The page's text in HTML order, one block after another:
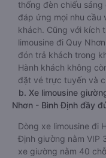
thống đèn chiếu
đáp ứng mọi nhu cầu
khách. Cũng với kích
limousine đi Quy
đón trả khách trong
Hành khách không
đặt vé trực tuyến và
b. Xe limousine
Nhơn - Bình Định đầy
Dòng xe limousine đi
Định giường nằm VIP
xe giường nằm 40